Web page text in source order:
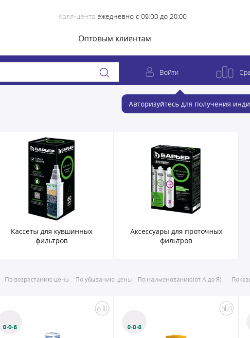
Колл-центр ежедневно с 09:00 до 20:00
Оптовым клиентам
Войти
Авторизуйтесь для получения
Кассеты для кувшинных
фильтров
Аксессуары для проточных
фильтров
По возрастанию цены По убыванию цены По наименованию(от А до Я)
0·0·6 0·0·6